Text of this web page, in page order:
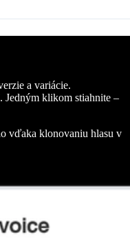
a variácie.
Jedným klikom stiahnite –
vďaka klonovaniu hlasu v